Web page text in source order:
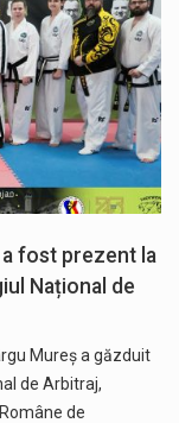
fost prezent la
Național de
Mureș a găzduit
de Arbitraj,
de